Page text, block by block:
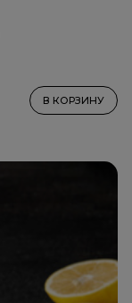
В КОРЗИНУ